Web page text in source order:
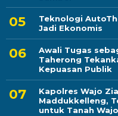
Teknologi
Jadi Ekonomis
Awali Tugas
Taherong
Kepuasan Publik
Kapolres Wajo
Maddukkelleng,
untuk Tanah Wajo